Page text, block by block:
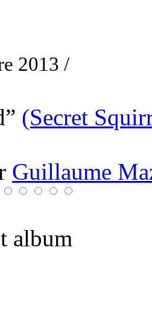
2013 /
(Secret
Guillaume
album